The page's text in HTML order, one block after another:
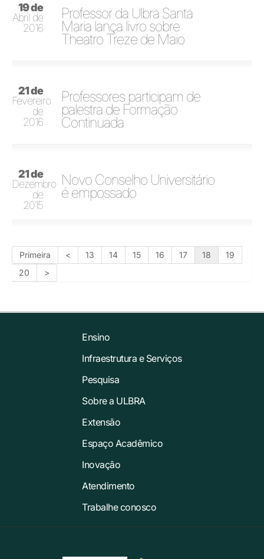
19 de
Abril de
2016
Professor da Ulbra Santa
Maria lança livro sobre
Theatro Treze de Maio
21 de
Fevereiro
de
2016
Professores participam de
palestra de Formação
Continuada
21 de
Dezembro
de
2015
Novo Conselho Universitário
é empossado
Primeira < 13 14 15 16 17 18
19
20
>
Ensino
Infraestrutura e Serviços
Pesquisa
Sobre a ULBRA
Extensão
Espaço Acadêmico
Inovação
Atendimento
Trabalhe conosco